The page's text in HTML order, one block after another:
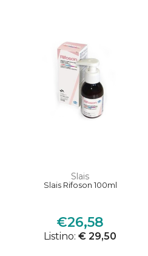
Slais
Slais Rifoson 100ml
€26,58
Listino: € 29,50